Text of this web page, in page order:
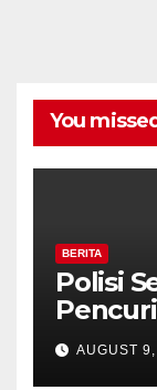
You missed
BERITA
Polisi
diAUGUST